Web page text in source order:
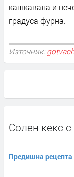
кашкавала и
градуса фурна.
Източник:
Солен кекс
Предишна рецепта